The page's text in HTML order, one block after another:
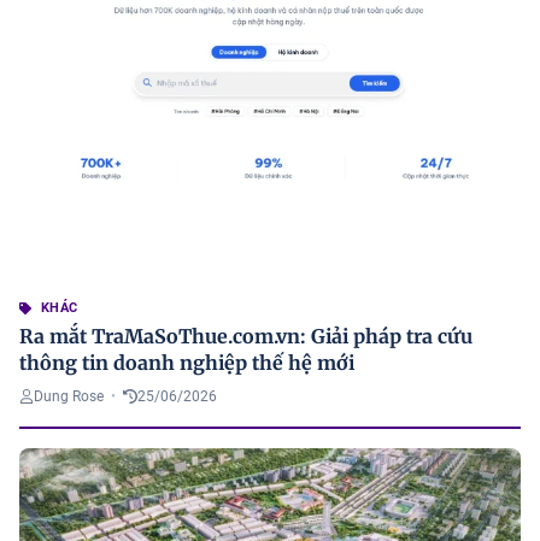
KHÁC
Ra mắt TraMaSoThue.com.vn: Giải pháp tra cứu
thông tin doanh nghiệp thế hệ mới
Dung Rose • 25/06/2026